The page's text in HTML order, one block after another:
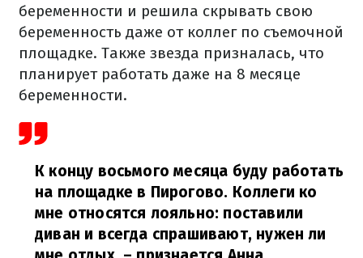
беременности и решила скрывать свою
беременность даже от коллег по съемочной
площадке. Также звезда призналась, что
планирует работать даже на 8 месяце
беременности.
К концу восьмого месяца буду работать
на площадке в Пирогово. Коллеги ко
мне относятся лояльно: поставили
диван и всегда спрашивают, нужен ли